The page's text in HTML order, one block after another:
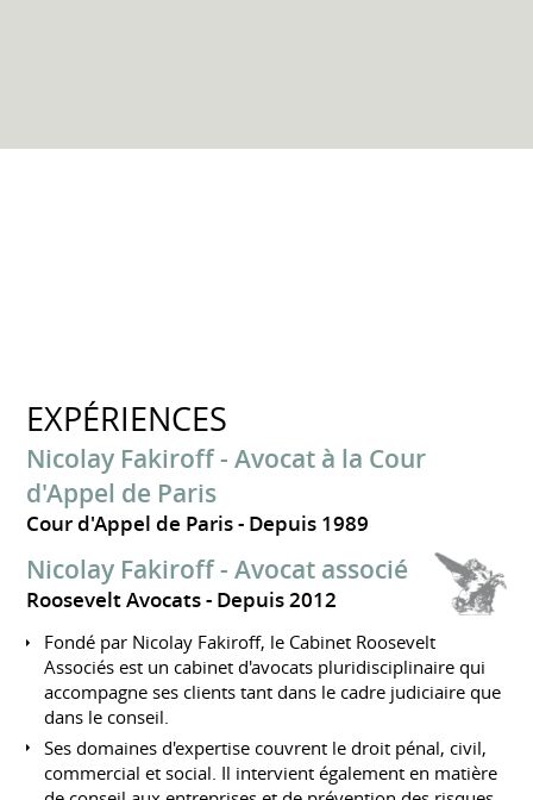
EXPÉRIENCES
Nicolay Fakiroff - Avocat à la Cour
d'Appel de Paris
Cour d'Appel de Paris Depuis 1989
Nicolay Fakiroff - Avocat associé
Roosevelt Avocats Depuis 2012
Fondé par Nicolay Fakiroff, le Cabinet Roosevelt
Associés est un cabinet d'avocats pluridisciplinaire qui
accompagne ses clients tant dans le cadre judiciaire que
dans le conseil.
Ses domaines d'expertise couvrent le droit pénal, civil,
commercial et social. Il intervient également en matière